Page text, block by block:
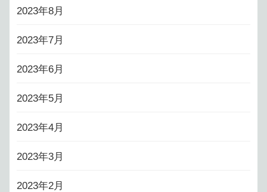
2023年8月
2023年7月
2023年6月
2023年5月
2023年4月
2023年3月
2023年2月